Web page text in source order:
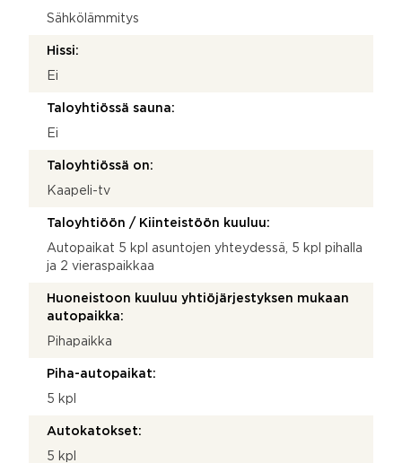
Sähkölämmitys
Hissi:
Ei
Taloyhtiössä sauna:
Ei
Taloyhtiössä on:
Kaapeli-tv
Taloyhtiöön / Kiinteistöön kuuluu:
Autopaikat 5 kpl asuntojen yhteydessä, 5 kpl pihalla
ja 2 vieraspaikkaa
Huoneistoon kuuluu yhtiöjärjestyksen mukaan
autopaikka:
Pihapaikka
Piha-autopaikat:
5 kpl
Autokatokset:
5 kpl